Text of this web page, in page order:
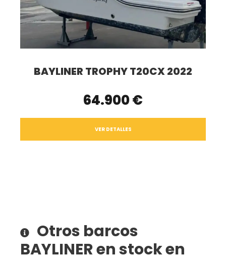
BAYLINER TROPHY T20CX 2022
64.900 €
VER DETALLES
Otros barcos
BAYLINER en stock en